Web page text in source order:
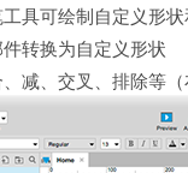
具可绘制自定义形
转换为自定义形状
减、交叉、排除等（